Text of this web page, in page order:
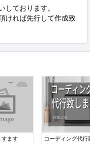
ております。
ければ先行して作成致
すます
コーディング代行